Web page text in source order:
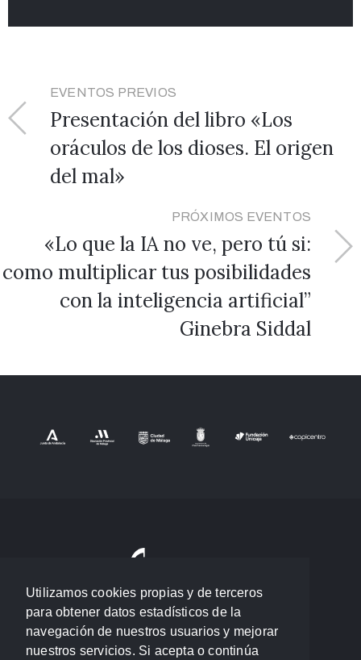
Utilizamos cookies propias y de terceros
para obtener datos estadísticos de la
navegación de nuestros usuarios y mejorar
nuestros servicios. Si acepta o continúa
EVENTOS PREVIOS
Presentación del libro «Los
oráculos de los dioses. El origen
del mal»
PRÓXIMOS EVENTOS
«Lo que la IA no ve, pero tú si:
como multiplicar tus posibilidades
con la inteligencia artificial”
Ginebra Siddal